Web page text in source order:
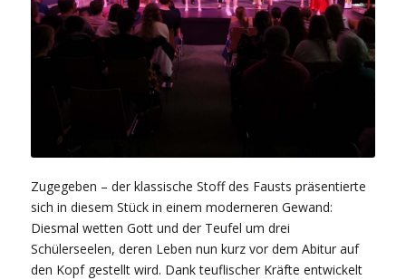
Zugegeben – der klassische Stoff des Fausts präsentierte
sich in diesem Stück in einem moderneren Gewand:
Diesmal wetten Gott und der Teufel um drei
Schülerseelen, deren Leben nun kurz vor dem Abitur auf
den Kopf gestellt wird. Dank teuflischer Kräfte entwickelt